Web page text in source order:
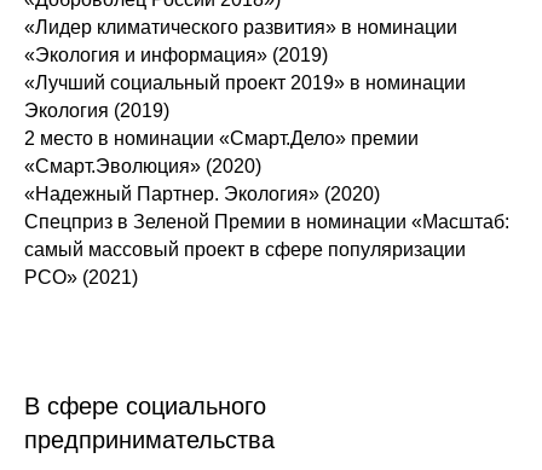
«Лидер климатического развития» в номинации
«Экология и информация» (2019)
«Лучший социальный проект 2019» в номинации
Экология (2019)
2 место в номинации «Смарт.Дело» премии
«Смарт.Эволюция» (2020)
«Надежный Партнер. Экология» (2020)
Спецприз в Зеленой Премии в номинации «Масштаб:
самый массовый проект в сфере популяризации
РСО» (2021)
В сфере социального
предпринимательства